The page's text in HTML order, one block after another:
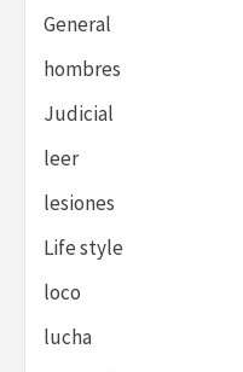
General
hombres
Judicial
leer
lesiones
Life style
loco
lucha